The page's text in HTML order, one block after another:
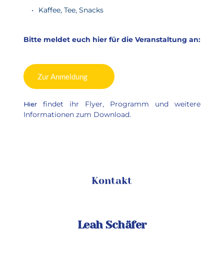
Kaffee, Tee, Snacks
Bitte meldet euch hier für die Veranstaltung an:
Zur Anmeldung
Hier findet ihr Flyer, Programm und weitere
Informationen zum Download.
Kontakt
Leah Schäfer